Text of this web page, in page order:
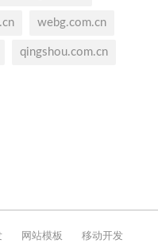
webg.com.cn
qingshou.com.cn
网站模板 移动开发